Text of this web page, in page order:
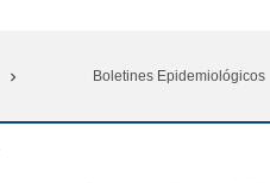
Boletines Epidemiológicos